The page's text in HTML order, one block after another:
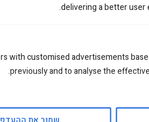
delivering a better user
with customised advertisements
previously and to analyse the